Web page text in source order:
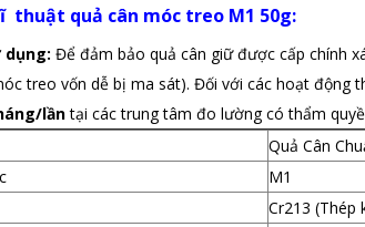
thuật quả cân móc treo M1 50g:
dụng: Để đảm bảo quả cân giữ được cấp chính
treo vốn dễ bị ma sát). Đối với các hoạt động
lầntại các trung tâm đo lường có thẩm
Quả Cân
M1
Cr213 (Thép